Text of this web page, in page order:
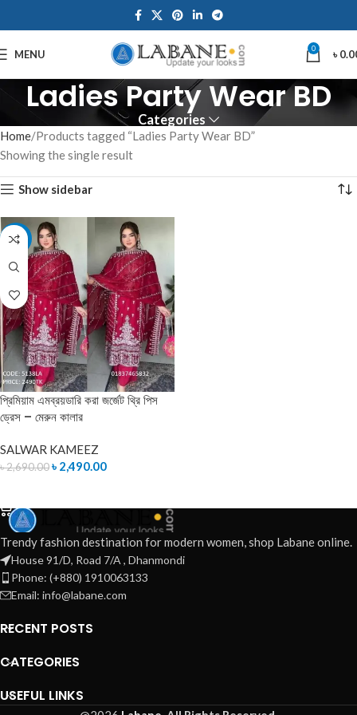
MENU 0 ৳
Ladies Party Wear BD
Categories
Home Products tagged “Ladies Party Wear BD”
Showing the single result
Show sidebar
-7%
প্রিমিয়াম এমব্রয়ডারি করা জর্জেট থ্রি পিস
ড্রেস – মেরুন কালার
SALWAR KAMEEZ
৳2,690.00৳ 2,490.00
Trendy fashion destination for modern women, shop Labane online.
House 91/D, Road 7/A , Dhanmondi
Phone: (+880) 1910063133
Email: info@labane.com
RECENT POSTS
CATEGORIES
USEFUL LINKS